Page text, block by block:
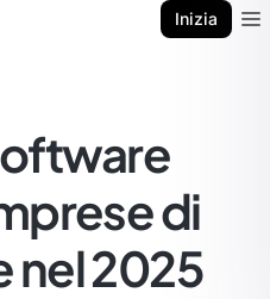
Inizia
di
nel 2025